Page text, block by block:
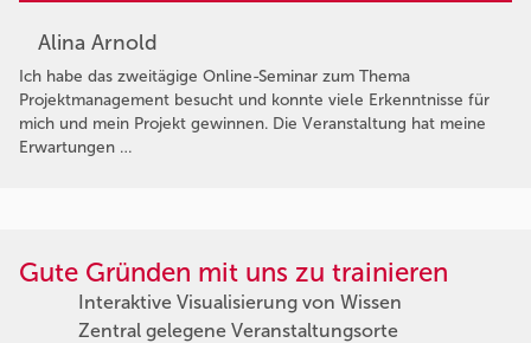
Alina Arnold
Ich habe das zweitägige Online-Seminar zum Thema
Projektmanagement besucht und konnte viele Erkenntnisse für
mich und mein Projekt gewinnen. Die Veranstaltung hat meine
Erwartungen …
Gute Gründen mit uns zu trainieren
Interaktive Visualisierung von Wissen
Zentral gelegene Veranstaltungsorte